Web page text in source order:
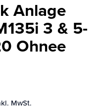
Anlage
3 & 5-
Ohnee
MwSt.